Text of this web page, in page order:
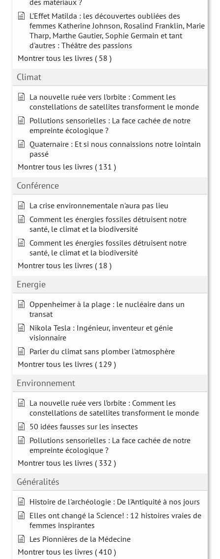
des matériaux ?
L'Effet Matilda : les découvertes oubliées des
femmes Katherine Johnson, Rosalind Franklin, Marie
Tharp, Marthe Gautier, Sophie Germain et tant
d'autres : Théâtre des passions
Montrer tous les livres ( 58 )
Climat
La nouvelle ruée vers l’orbite : Comment les
constellations de satellites transforment le monde
Pollutions sensorielles : La face cachée de notre
empreinte écologique ?
Quaternaire : Et si nous connaissions notre lointain
passé
Montrer tous les livres ( 131 )
Conférence
La crise environnementale n'aura pas lieu
Comment les énergies fossiles détruisent notre
santé, le climat et la biodiversité
Comment les énergies fossiles détruisent notre
santé, le climat et la biodiversité
Montrer tous les livres ( 18 )
Energie
Oppenheimer à la plage : le nucléaire dans un
transat
Nikola Tesla : Ingénieur, inventeur et génie
visionnaire
Parler du climat sans plomber l'atmosphère
Montrer tous les livres ( 129 )
Environnement
La nouvelle ruée vers l’orbite : Comment les
constellations de satellites transforment le monde
50 idées fausses sur les insectes
Pollutions sensorielles : La face cachée de notre
empreinte écologique ?
Montrer tous les livres ( 332 )
Généralités
Histoire de l'archéologie : De l'Antiquité à nos jours
Elles ont changé la Science! : 12 histoires vraies de
femmes inspirantes
Les Pionnières de la Médecine
Montrer tous les livres ( 410 )